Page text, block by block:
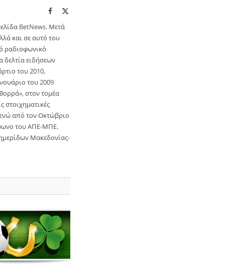
Facebook
X
BetNews. Μετά
και σε αυτό του
ραδιοφωνικό
δελτία ειδήσεων
του 2010,
του 2009
στον τομέα
στοιχηματικές
ενώ από τον Οκτώβριο
του ΑΠΕ-ΜΠΕ.
Μακεδονίας-